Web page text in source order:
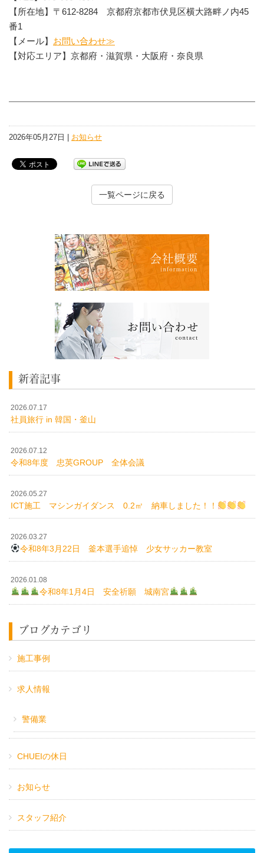
【所在地】〒612-8284 京都府京都市伏見区横大路畔ノ内45
番1
【メール】 お問い合わせ≫
【対応エリア】京都府・滋賀県・大阪府・奈良県
2026年05月27日 | お知らせ
一覧ページに戻る
新着記事
2026.07.17
社員旅行 in 韓国・釜山
2026.07.12
令和8年度 忠英GROUP 全体会議
2026.05.27
ICT施工 マシンガイダンス 0.2㎥ 納車しました！！
2026.03.27
令和8年3月22日 釜本選手追悼 少女サッカー教室
2026.01.08
令和8年1月4日 安全祈願 城南宮
ブログカテゴリ
施工事例
求人情報
警備業
CHUEIの休日
お知らせ
スタッフ紹介